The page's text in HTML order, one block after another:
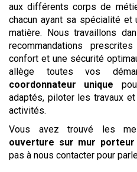
aux différents corps de
chacun ayant sa spécialité et
matière. Nous travaillons
recommandations
confort et une sécurité
allège toutes vos
coordonnateur unique
adaptés, piloter les travaux
activités.
Vous avez trouvé les
ouverture sur mur porteur
pas à nous contacter pour